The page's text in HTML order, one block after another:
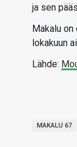
ja sen
Makalu
lokakuun
Lähde:
MAKALU 67